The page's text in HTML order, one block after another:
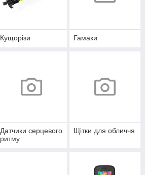
Кущорізи Гамаки
Датчики серцевого
ритму
Щітки для обличчя